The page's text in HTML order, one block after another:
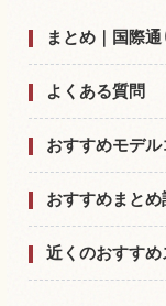
まとめ｜国際
よくある質問
おすすめモデ
おすすめまとめ
近くのおすすめ